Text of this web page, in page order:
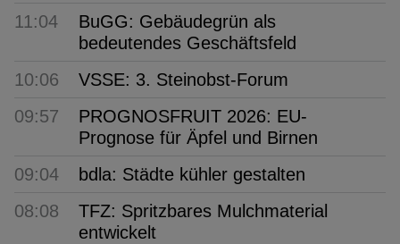
11:04
BuGG: Gebäudegrün als
bedeutendes Geschäftsfeld
10:06
VSSE: 3. Steinobst-Forum
09:57
PROGNOSFRUIT 2026: EU-
Prognose für Äpfel und Birnen
09:04
bdla: Städte kühler gestalten
08:08
TFZ: Spritzbares Mulchmaterial
entwickelt